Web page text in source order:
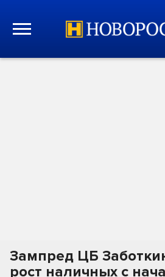
Зампред ЦБ
рост наличных с